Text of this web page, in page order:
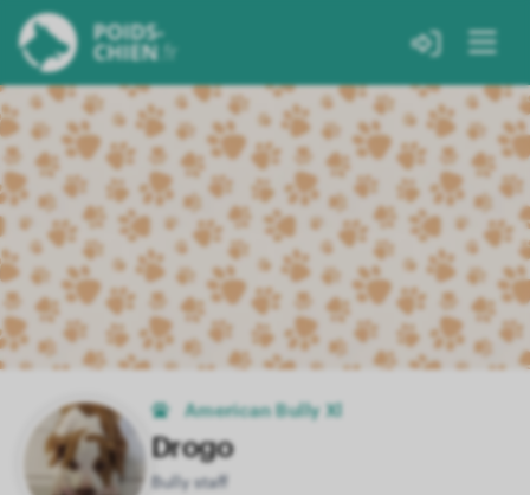
American Bully Xl
Drogo
Bully staff